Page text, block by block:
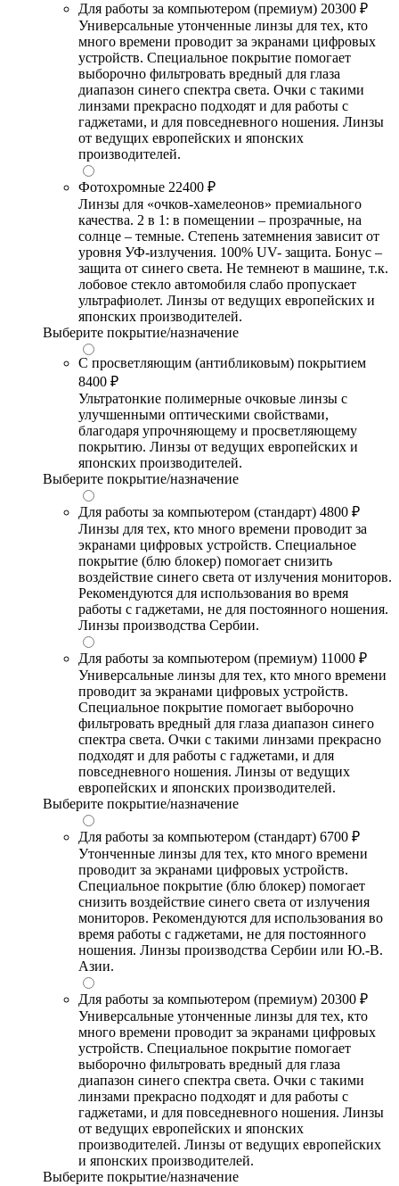
Для работы за компьютером (премиум) 20300 ₽
Универсальные утонченные линзы для тех, кто
много времени проводит за экранами цифровых
устройств. Специальное покрытие помогает
выборочно фильтровать вредный для глаза
диапазон синего спектра света. Очки с такими
линзами прекрасно подходят и для работы с
гаджетами, и для повседневного ношения. Линзы
от ведущих европейских и японских
производителей.
Фотохромные 22400 ₽
Линзы для «очков-хамелеонов» премиального
качества. 2 в 1: в помещении – прозрачные, на
солнце – темные. Степень затемнения зависит от
уровня УФ-излучения. 100% UV- защита. Бонус –
защита от синего света. Не темнеют в машине, т.к.
лобовое стекло автомобиля слабо пропускает
ультрафиолет. Линзы от ведущих европейских и
японских производителей.
Выберите покрытие/назначение
С просветляющим (антибликовым) покрытием
8400 ₽
Ультратонкие полимерные очковые линзы с
улучшенными оптическими свойствами,
благодаря упрочняющему и просветляющему
покрытию. Линзы от ведущих европейских и
японских производителей.
Выберите покрытие/назначение
Для работы за компьютером (стандарт) 4800 ₽
Линзы для тех, кто много времени проводит за
экранами цифровых устройств. Специальное
покрытие (блю блокер) помогает снизить
воздействие синего света от излучения мониторов.
Рекомендуются для использования во время
работы с гаджетами, не для постоянного ношения.
Линзы производства Сербии.
Для работы за компьютером (премиум) 11000 ₽
Универсальные линзы для тех, кто много времени
проводит за экранами цифровых устройств.
Специальное покрытие помогает выборочно
фильтровать вредный для глаза диапазон синего
спектра света. Очки с такими линзами прекрасно
подходят и для работы с гаджетами, и для
повседневного ношения. Линзы от ведущих
европейских и японских производителей.
Выберите покрытие/назначение
Для работы за компьютером (стандарт) 6700 ₽
Утонченные линзы для тех, кто много времени
проводит за экранами цифровых устройств.
Специальное покрытие (блю блокер) помогает
снизить воздействие синего света от излучения
мониторов. Рекомендуются для использования во
время работы с гаджетами, не для постоянного
ношения. Линзы производства Сербии или Ю.-В.
Азии.
Для работы за компьютером (премиум) 20300 ₽
Универсальные утонченные линзы для тех, кто
много времени проводит за экранами цифровых
устройств. Специальное покрытие помогает
выборочно фильтровать вредный для глаза
диапазон синего спектра света. Очки с такими
линзами прекрасно подходят и для работы с
гаджетами, и для повседневного ношения. Линзы
от ведущих европейских и японских
производителей. Линзы от ведущих европейских
и японских производителей.
Выберите покрытие/назначение